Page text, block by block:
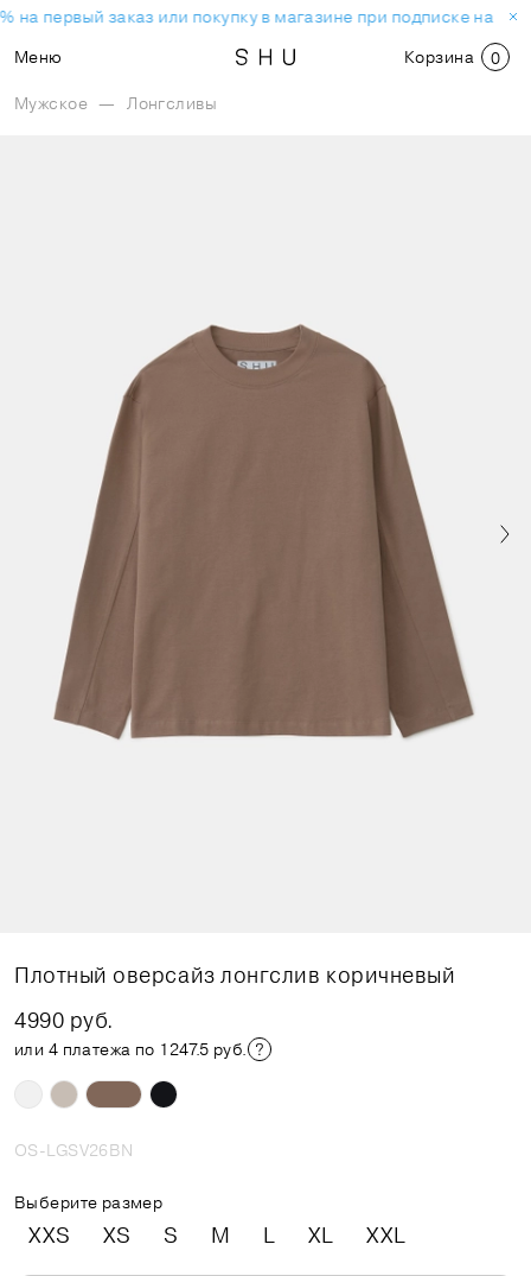
на первый заказ или покупку в магазине при подписке на
Меню
Корзина 0
Мужское — Лонгсливы
Плотный оверсайз лонгслив коричневый
4990 руб.
или 4 платежа по 1247.5 руб.
OS-LGSV26BN
Выберите размер
XXS XS S M L XL XXL